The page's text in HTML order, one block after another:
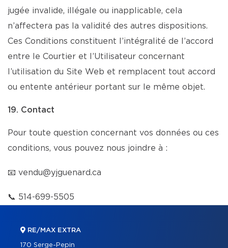
jugée invalide, illégale ou inapplicable, cela
n’affectera pas la validité des autres dispositions.
Ces Conditions constituent l’intégralité de l’accord
entre le Courtier et l’Utilisateur concernant
l’utilisation du Site Web et remplacent tout accord
ou entente antérieur portant sur le même objet.
19. Contact
Pour toute question concernant vos données ou ces
conditions, vous pouvez nous joindre à :
📧 vendu@yjguenard.ca
📞 514-699-5505
RE/MAX EXTRA
170 Serge-Pepin